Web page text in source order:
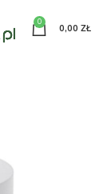
0
0,00 ZŁ